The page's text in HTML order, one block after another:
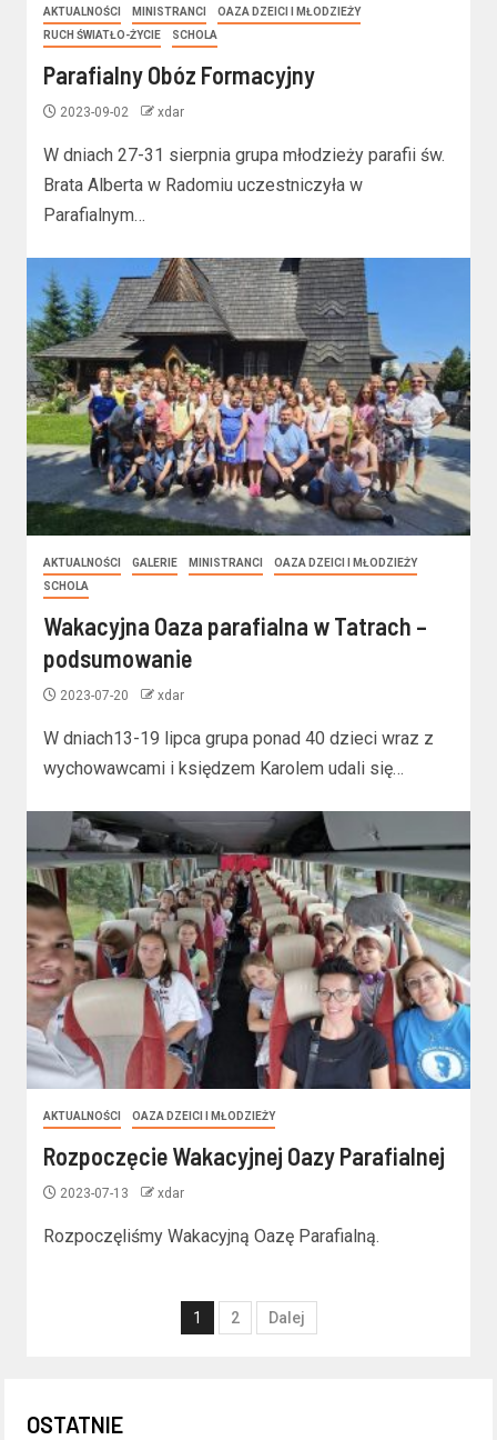
AKTUALNOŚCI MINISTRANCI
OAZA DZEICI I MŁODZIEŻY
RUCH ŚWIATŁO-ŻYCIE
SCHOLA
Parafialny Obóz Formacyjny
2023-09-02 xdar
W dniach 27-31 sierpnia grupa młodzieży parafii św.
Brata Alberta w Radomiu uczestniczyła w
Parafialnym…
AKTUALNOŚCI GALERIE MINISTRANCI
OAZA DZEICI I MŁODZIEŻY
SCHOLA
Wakacyjna Oaza parafialna w Tatrach –
podsumowanie
2023-07-20 xdar
W dniach13-19 lipca grupa ponad 40 dzieci wraz z
wychowawcami i księdzem Karolem udali się…
AKTUALNOŚCI OAZA DZEICI I MŁODZIEŻY
Rozpoczęcie Wakacyjnej Oazy Parafialnej
2023-07-13 xdar
Rozpoczęliśmy Wakacyjną Oazę Parafialną.
1 2 Dalej
OSTATNIE